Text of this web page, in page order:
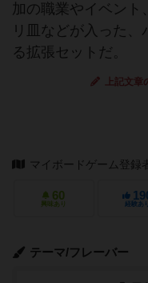
加の職業やイベント
リ皿などが入った
る拡張セットだ。
上記文
マイボードゲーム登録
60
興味あり 経験あり
テーマ/フレーバー